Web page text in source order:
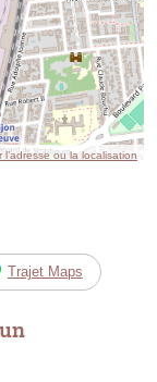
l’adresse ou la localisation
Trajet Maps